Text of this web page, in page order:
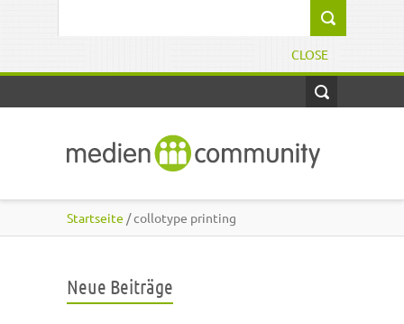
CLOSE
Startseite / collotype printing
Neue Beiträge